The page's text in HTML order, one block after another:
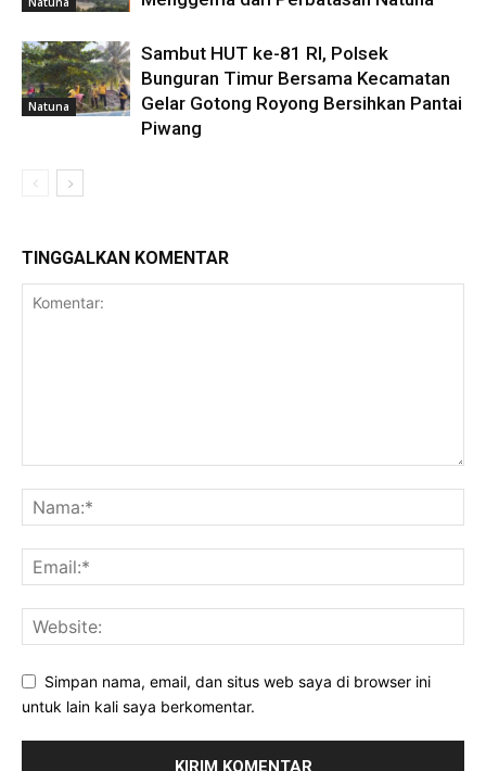
Natuna
Sambut HUT ke-81 RI, Polsek
Bunguran Timur Bersama Kecamatan
Gelar Gotong Royong Bersihkan Pantai
Piwang
TINGGALKAN KOMENTAR
Simpan nama, email, dan situs web saya di browser ini
untuk lain kali saya berkomentar.